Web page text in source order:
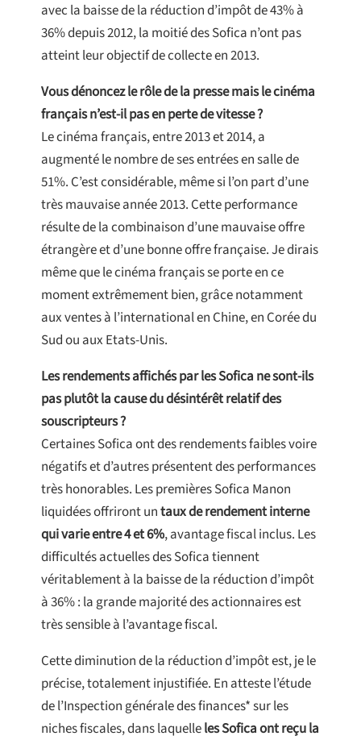
avec la baisse de la réduction d’impôt de 43% à
36% depuis 2012, la moitié des Sofica n’ont pas
atteint leur objectif de collecte en 2013.
Vous dénoncez le rôle de la presse mais le cinéma
français n’est-il pas en perte de vitesse ?
Le cinéma français, entre 2013 et 2014, a
augmenté le nombre de ses entrées en salle de
51%. C’est considérable, même si l’on part d’une
très mauvaise année 2013. Cette performance
résulte de la combinaison d’une mauvaise offre
étrangère et d’une bonne offre française. Je dirais
même que le cinéma français se porte en ce
moment extrêmement bien, grâce notamment
aux ventes à l’international en Chine, en Corée du
Sud ou aux Etats-Unis.
Les rendements affichés par les Sofica ne sont-ils
pas plutôt la cause du désintérêt relatif des
souscripteurs ?
Certaines Sofica ont des rendements faibles voire
négatifs et d’autres présentent des performances
très honorables. Les premières Sofica Manon
liquidées offriront untaux de rendement interne
qui varie entre 4 et 6%, avantage fiscal inclus. Les
difficultés actuelles des Sofica tiennent
véritablement à la baisse de la réduction d’impôt
à 36% : la grande majorité des actionnaires est
très sensible à l’avantage fiscal.
Cette diminution de la réduction d’impôt est, je le
précise, totalement injustifiée. En atteste l’étude
de l’Inspection générale des finances* sur les
niches fiscales, dans laquelleles Sofica ont reçu la